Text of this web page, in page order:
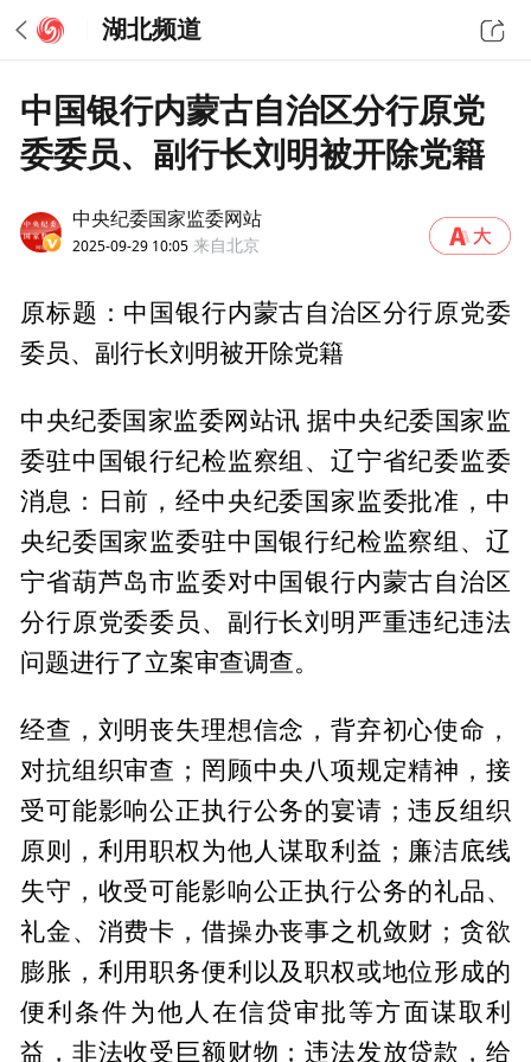
湖北频道
中国银行内蒙古自治区分行原党
委委员、副行长刘明被开除党籍
中央纪委国家监委网站
2025-09-29 10:05 来自北京
原标题：中国银行内蒙古自治区分行原党委
委员、副行长刘明被开除党籍
中央纪委国家监委网站讯 据中央纪委国家监
委驻中国银行纪检监察组、辽宁省纪委监委
消息：日前，经中央纪委国家监委批准，中
央纪委国家监委驻中国银行纪检监察组、辽
宁省葫芦岛市监委对中国银行内蒙古自治区
分行原党委委员、副行长刘明严重违纪违法
问题进行了立案审查调查。
经查，刘明丧失理想信念，背弃初心使命，
对抗组织审查；罔顾中央八项规定精神，接
受可能影响公正执行公务的宴请；违反组织
原则，利用职权为他人谋取利益；廉洁底线
失守，收受可能影响公正执行公务的礼品、
礼金、消费卡，借操办丧事之机敛财；贪欲
膨胀，利用职务便利以及职权或地位形成的
便利条件为他人在信贷审批等方面谋取利
益，非法收受巨额财物；违法发放贷款，给